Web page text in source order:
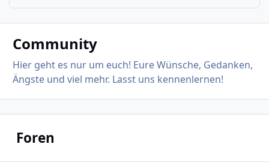
Community
Hier geht es nur um euch! Eure Wünsche, Gedanken,
Ängste und viel mehr. Lasst uns kennenlernen!
Foren